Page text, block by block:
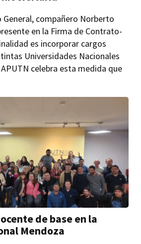
compañero Norberto
en la Firma de Contrato-
es incorporar cargos
Universidades Nacionales
celebra esta medida que
de base en la
Mendoza